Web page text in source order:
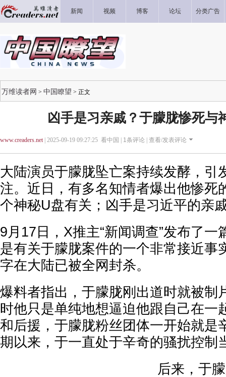
新闻 视频 博客 论坛 分类广告
万维读者网 > 中国瞭望 > 正文
凶手是习亲戚？于朦胧惨死与
www.creaders.net| 2025-09-19 09:27:25 看中国 | 1条评论 | 查看/发表评论
大陆演员于朦胧坠亡案持续发酵，引
注。近日，有多名知情者爆出他惨死
个神秘U盘有关；凶手是习近平的亲
9月17日，X推主“新闻调查”发布了一
是有关于朦胧案件的一个非常接近事
字在大陆已被全网封杀。
爆料者指出，于朦胧刚出道时就被制
时他只是单纯地想逼迫他跟自己在一
和后援，于朦胧粉丝团体一开始就是
期以来，于一直处于辛奇的骚扰控制
后来，于